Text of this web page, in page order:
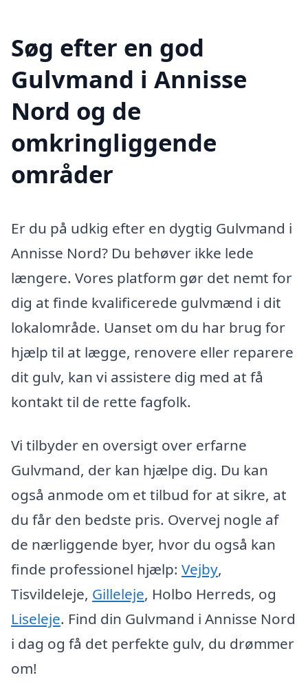
Søg efter en god
Gulvmand i Annisse
Nord og de
omkringliggende
områder
Er du på udkig efter en dygtig Gulvmand i
Annisse Nord? Du behøver ikke lede
længere. Vores platform gør det nemt for
dig at finde kvalificerede gulvmænd i dit
lokalområde. Uanset om du har brug for
hjælp til at lægge, renovere eller reparere
dit gulv, kan vi assistere dig med at få
kontakt til de rette fagfolk.
Vi tilbyder en oversigt over erfarne
Gulvmand, der kan hjælpe dig. Du kan
også anmode om et tilbud for at sikre, at
du får den bedste pris. Overvej nogle af
de nærliggende byer, hvor du også kan
finde professionel hjælp: Vejby,
Tisvildeleje, Gilleleje, Holbo Herreds, og
Liseleje. Find din Gulvmand i Annisse Nord
i dag og få det perfekte gulv, du drømmer
om!